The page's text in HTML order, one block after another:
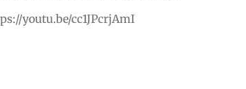
youtu.be/cc1JPcrjAmI